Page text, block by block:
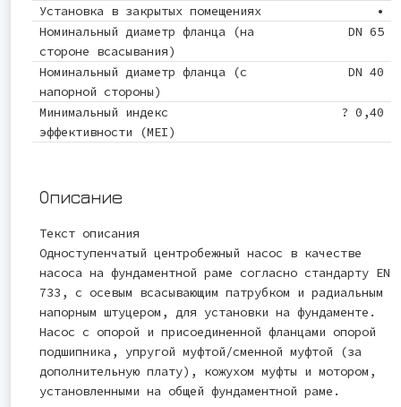
Установка в закрытых помещениях
•
Номинальный диаметр фланца (на
стороне всасывания)
DN 65
Номинальный диаметр фланца (с
напорной стороны)
DN 40
Минимальный индекс
эффективности (MEI)
? 0,40
Описание
Текст описания
Одноступенчатый центробежный насос в качестве
насоса на фундаментной раме согласно стандарту EN
733, с осевым всасывающим патрубком и радиальным
напорным штуцером, для установки на фундаменте.
Насос с опорой и присоединенной фланцами опорой
подшипника, упругой муфтой/сменной муфтой (за
дополнительную плату), кожухом муфты и мотором,
установленными на общей фундаментной раме.